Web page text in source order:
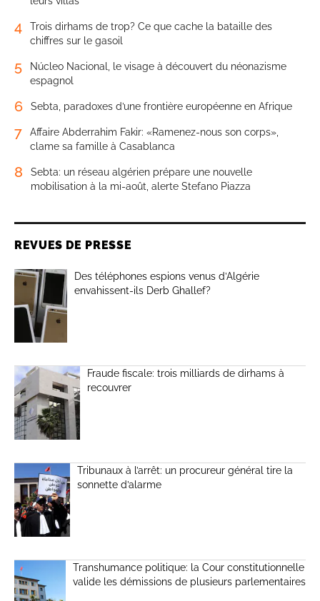
4
Trois dirhams de trop? Ce que cache la bataille des
chiffres sur le gasoil
5
Núcleo Nacional, le visage à découvert du néonazisme
espagnol
6 Sebta, paradoxes d’une frontière européenne en Afrique
7
Affaire Abderrahim Fakir: «Ramenez-nous son corps»,
clame sa famille à Casablanca
8
Sebta: un réseau algérien prépare une nouvelle
mobilisation à la mi-août, alerte Stefano Piazza
REVUES DE PRESSE
Des téléphones espions venus d’Algérie
envahissent-ils Derb Ghallef?
Fraude fiscale: trois milliards de dirhams à
recouvrer
Tribunaux à l’arrêt: un procureur général tire la
sonnette d’alarme
Transhumance politique: la Cour constitutionnelle
valide les démissions de plusieurs parlementaires